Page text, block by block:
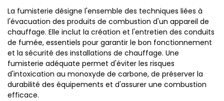
La fumisterie désigne l'ensemble des techniques liées à
l'évacuation des produits de combustion d'un appareil de
chauffage. Elle inclut la création et l'entretien des conduits
de fumée, essentiels pour garantir le bon fonctionnement
et la sécurité des installations de chauffage. Une
fumisterie adéquate permet d'éviter les risques
d'intoxication au monoxyde de carbone, de préserver la
durabilité des équipements et d'assurer une combustion
efficace.